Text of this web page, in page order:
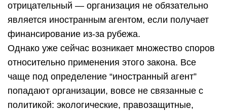
отрицательный — организация не обязательно
является иностранным агентом, если получает
финансирование из-за рубежа.
Однако уже сейчас возникает множество споров
относительно применения этого закона. Все
чаще под определение “иностранный агент”
попадают организации, вовсе не связанные с
политикой: экологические, правозащитные,